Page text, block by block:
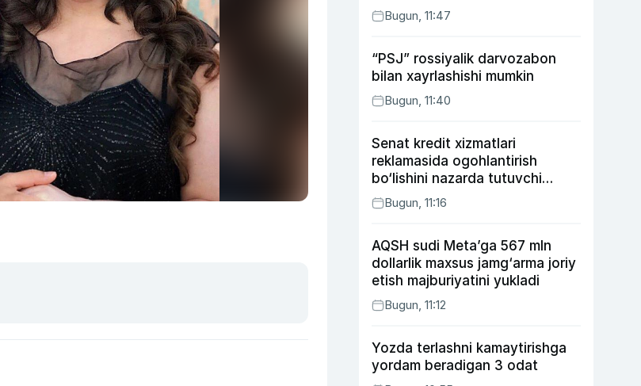
tartibini taklif qildi
Bugun, 11:47
“PSJ” rossiyalik darvozabon
bilan xayrlashishi mumkin
Bugun, 11:40
Senat kredit xizmatlari
reklamasida ogohlantirish
bo‘lishini nazarda tutuvchi
qonunni ma’qulladi
Bugun, 11:16
AQSH sudi Meta’ga 567 mln
dollarlik maxsus jamg‘arma joriy
etish majburiyatini yukladi
Bugun, 11:12
Yozda terlashni kamaytirishga
yordam beradigan 3 odat